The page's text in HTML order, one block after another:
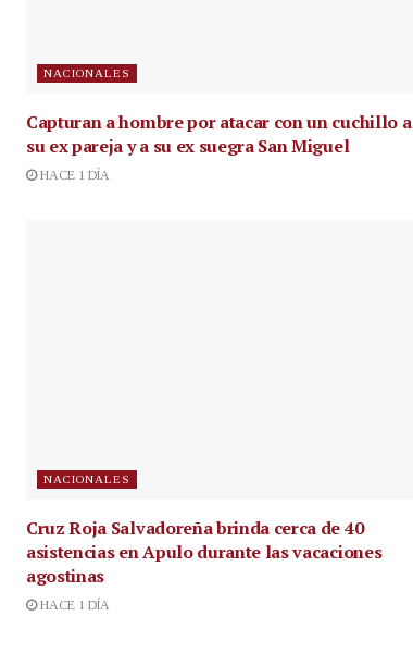
NACIONALES
Capturan a hombre por atacar con un cuchillo a
su ex pareja y a su ex suegra San Miguel
HACE 1 DÍA
NACIONALES
Cruz Roja Salvadoreña brinda cerca de 40
asistencias en Apulo durante las vacaciones
agostinas
HACE 1 DÍA